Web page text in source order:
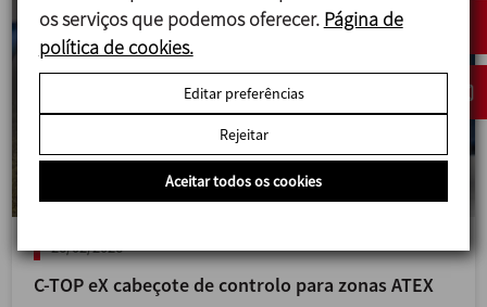
26/02/2026
C-TOP eX cabeçote de controlo para zonas ATEX
os serviços que podemos oferecer. Página de
política de cookies.
Editar preferências
Rejeitar
Aceitar todos os cookies